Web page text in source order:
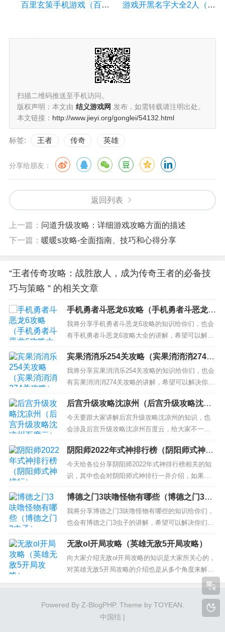
百里玄策手机游戏（百里玄策全局解说） 游戏开黑名字大全2人（游戏开黑网名2人）
扫描二维码推送至手机访问。
版权声明：本文由 结义游戏网 发布，如需转载请注明出处。
本文链接： http://www.jieyi.org/gonglei/54132.html
标签: 王者 传奇 英雄
分享给朋友：
返回列表
上一篇： 问道升级攻略：详细游戏攻略方面的描述
下一篇： 暖暖s攻略-全面指南、技巧和心得分享
“王者传奇攻略：战胜敌人，成为传奇王者的必备技
巧与策略 ” 的相关文章
手机勇者斗恶龙6攻略（手机勇者斗恶龙6
攻略大全）
我将分享手机勇者斗恶龙6攻略的知识给你们，也会
有手机勇者斗恶龙6攻略大全的讲解，希望可以解决
你们现在的问题！ 本文目录一览： 1、FC游戏勇者
斗恶龙6的详细攻略 2、勇者斗恶龙6攻略 怎么过恶
龙6 3、nes勇者斗恶龙六中文版全攻略 FC游戏勇者
斗恶龙6的详细攻略 游戏开始会先做性向测验，...
宾果消消乐254关攻略（宾果消消消274关
攻略）
我将分享宾果消消乐254关攻略的知识给你们，也会
有宾果消消消274关攻略的讲解，希望可以解决你们
现在的问题！ 本文目录一览： 1、宾果消消乐500关
以上三星通关攻略 详解怎么玩 2、开心消消乐第254
关怎么过图解 3、宾果消消乐547关攻略 宾果消消乐
547关怎么过 4、宾果消消乐518...
后宫升级攻略沈凉州（后宫升级攻略沈凉
州百度云）
今天要跟大家讲解后宫升级攻略沈凉州的知识，也
会涉及后宫升级攻略沈凉州百度云，给大家不一样
的解决方案！ 本文目录一览： 1、《后宫全攻略》t
xt下载在线阅读全文，求百度网盘云资源 2、《后宫
升级记》txt下载在线阅读全文,求百度网盘云资源
3、《[清穿]后宫升级路》txt下载在线阅读全文，求
百...
阴阳师2022年式神排行榜（阴阳师式神排
行）
今天给各位分享阴阳师2022年式神排行榜相关的知
识，其中也会对阴阳师式神排行一并介绍，如果能
碰巧解决你现在面临的问题，别忘了关注本站，现
在开始吧！ 本文目录一览： 1、阴阳师2023年式神
排行榜 2、阴阳师2022年十大顶级输出式神 3、202
2阴阳师最值得培养的式神 4、阴阳师式神排名...
博德之门3呋噜怪物有哪些（博德之门3虫
子）
我将分享博德之门3呋噜怪物有哪些的知识给你们，
也会有博德之门3虫子的讲解，希望可以解决你们现
在的问题！ 本文目录一览： 1、博德之门3稀有装备
需要怎么去获得呢？稀有装备获取方式都有哪些
呢？ 2、博德之门3幽暗地域需要怎么去进，幽暗地
域进入办法都有哪些？ 3、博德之门3剧情都有哪
无敌ol开局攻略（英雄无敌5开局攻略）
向大家介绍无敌ol开局攻略的知识是大家所关心的，
对英雄无敌5开局攻略的介绍也是从多个角度来解
答，希望可以让大家解决现在的问题！ 本文目录一
览： 1、《无敌OL（商城版）》铜币怎样获取-铜币
获取攻略 2、无敌OL排兵布阵有什么技巧 3、无敌O
L龙将凤女怎么玩 4、无敌ol有哪些方法获得大量...
Powered By Z-BlogPHP. Theme by TOYEAN.
中国结 |